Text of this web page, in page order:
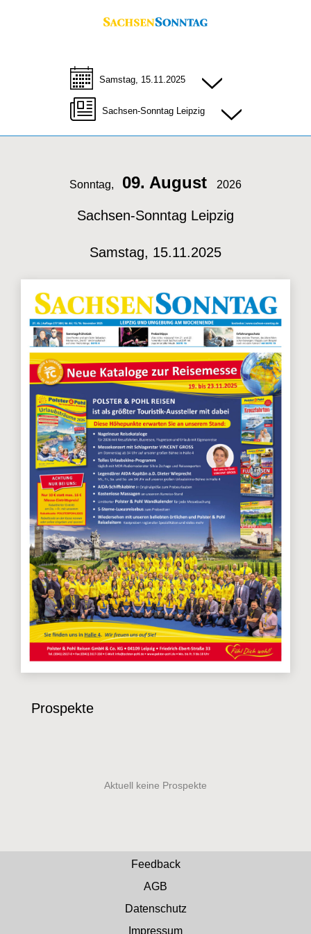
Samstag, 15.11.2025
Sachsen-Sonntag Leipzig
Sonntag, 09. August 2026
Sachsen-Sonntag Leipzig
Samstag, 15.11.2025
Prospekte
Feedback
AGB
Datenschutz
Impressum